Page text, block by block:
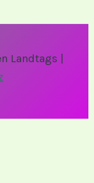
Landtags |